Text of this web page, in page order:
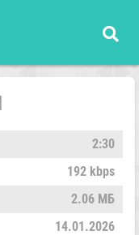
2:30
192 kbps
2.06 МБ
14.01.2026